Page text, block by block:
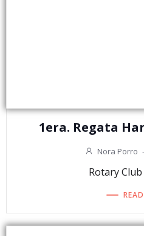
1era. Regata
Nora Porro -
Rotary